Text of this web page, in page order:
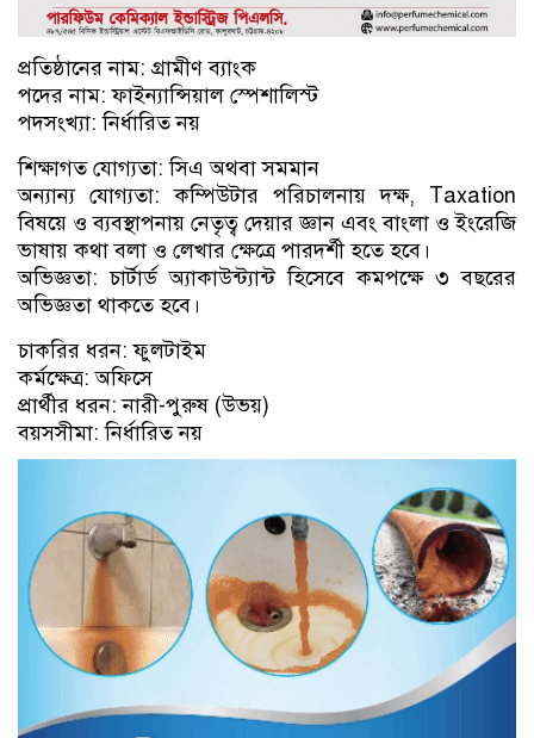
প্রতিষ্ঠানের নাম: গ্রামীণ ব্যাংক
পদের নাম: ফাইন্যান্সিয়াল স্পেশালিস্ট
পদসংখ্যা: নির্ধারিত নয়
শিক্ষাগত যোগ্যতা: সিএ অথবা সমমান
অন্যান্য যোগ্যতা: কম্পিউটার পরিচালনায় দক্ষ, Taxation
বিষয়ে ও ব্যবস্থাপনায় নেতৃত্ব দেয়ার জ্ঞান এবং বাংলা ও ইংরেজি
ভাষায় কথা বলা ও লেখার ক্ষেত্রে পারদর্শী হতে হবে।
অভিজ্ঞতা: চার্টার্ড অ্যাকাউন্ট্যান্ট হিসেবে কমপক্ষে ৩ বছরের
অভিজ্ঞতা থাকতে হবে।
চাকরির ধরন: ফুলটাইম
কর্মক্ষেত্র: অফিসে
প্রার্থীর ধরন: নারী-পুরুষ (উভয়)
বয়সসীমা: নির্ধারিত নয়